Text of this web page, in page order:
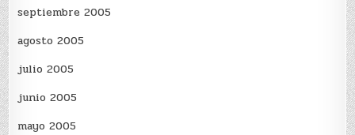
septiembre 2005
agosto 2005
julio 2005
junio 2005
mayo 2005